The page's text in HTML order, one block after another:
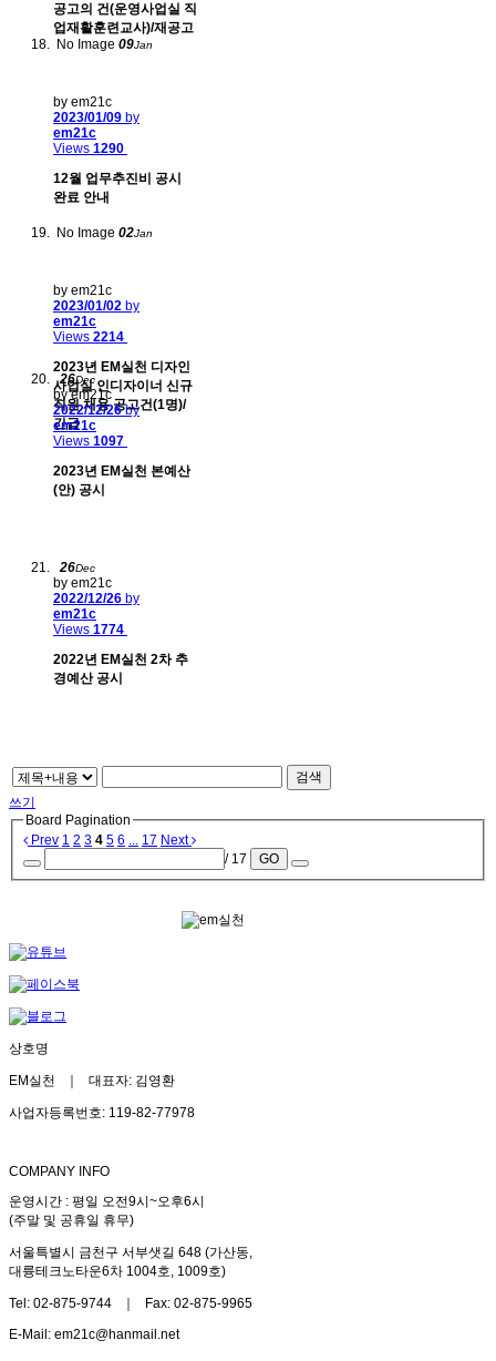
공고의 건(운영사업실 직
업재활훈련교사)/재공고
No Image 09Jan
by em21c
2023/01/09 by
em21c
Views 1290
12월 업무추진비 공시
완료 안내
No Image 02Jan
by em21c
2023/01/02 by
em21c
Views 2214
2023년 EM실천 디자인
사업실 인디자이너 신규
직원 채용 공고건(1명)/
긴급
26Dec
by em21c
2022/12/26by
em21c
Views 1097
2023년 EM실천 본예산
(안) 공시
26Dec
by em21c
2022/12/26 by
em21c
Views 1774
2022년 EM실천 2차 추
경예산 공시
검색
쓰기
Board Pagination
Prev 1 2 3 4 5 6 ... 17 Next
/ 17
GO
상호명
EM실천 ｜ 대표자: 김영환
사업자등록번호: 119-82-77978
COMPANY INFO
운영시간 : 평일 오전9시~오후6시
(주말 및 공휴일 휴무)
서울특별시 금천구 서부샛길 648 (가산동,
대륭테크노타운6차 1004호, 1009호)
Tel: 02-875-9744 ｜ Fax: 02-875-9965
E-Mail: em21c@hanmail.net